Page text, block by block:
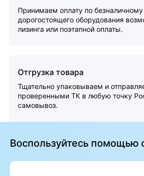
Принимаем оплату по
дорогостоящего оборудования
лизинга или поэтапной оплаты.
Отгрузка товара
Тщательно упаковываем и
проверенными ТК в любую точку
самовывоз.
Воспользуйтесь помощью